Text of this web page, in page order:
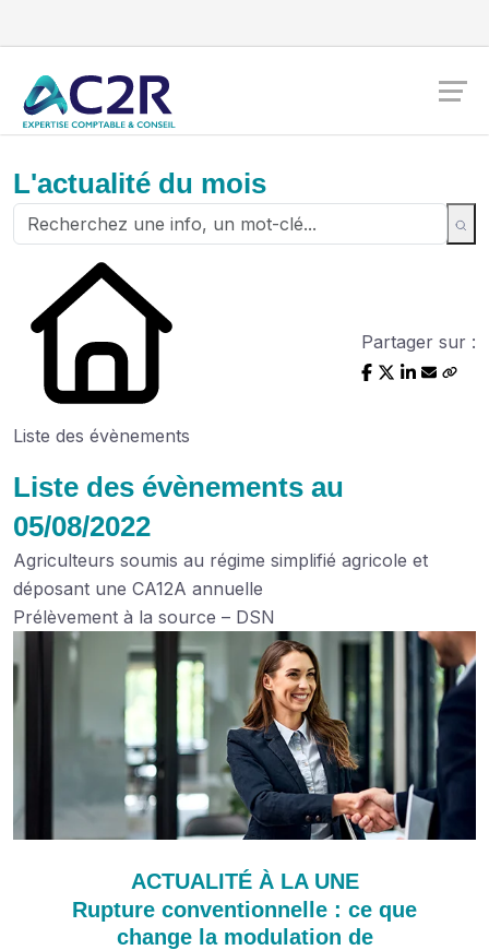
L'actualité du mois
Liste des évènements
Partager sur :
Liste des évènements au
05/08/2022
Agriculteurs soumis au régime simplifié agricole et
déposant une CA12A annuelle
Prélèvement à la source – DSN
ACTUALITÉ À LA UNE
Rupture conventionnelle : ce que
change la modulation de